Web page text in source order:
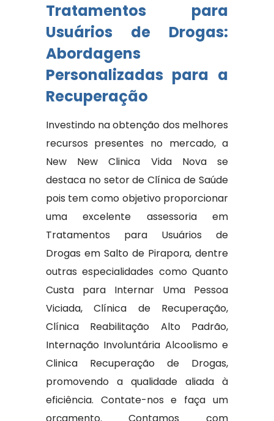
Tratamentos para
Usuários de Drogas:
Abordagens
Personalizadas para a
Recuperação
Investindo na obtenção dos melhores
recursos presentes no mercado, a
New New Clinica Vida Nova se
destaca no setor de Clínica de Saúde
pois tem como objetivo proporcionar
uma excelente assessoria em
Tratamentos para Usuários de
Drogas em Salto de Pirapora, dentre
outras especialidades como Quanto
Custa para Internar Uma Pessoa
Viciada, Clínica de Recuperação,
Clínica Reabilitação Alto Padrão,
Internação Involuntária Alcoolismo e
Clinica Recuperação de Drogas,
promovendo a qualidade aliada à
eficiência. Contate-nos e faça um